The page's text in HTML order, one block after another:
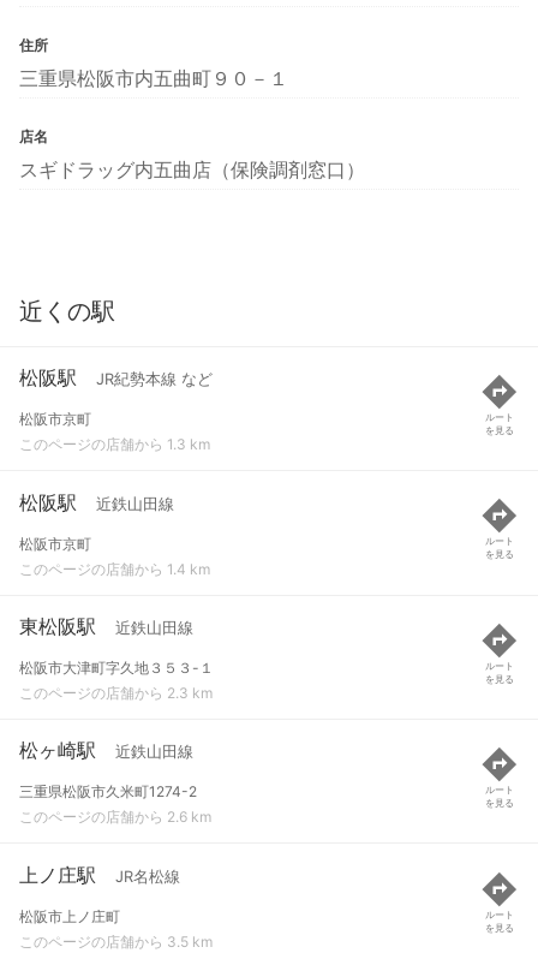
住所
三重県松阪市内五曲町９０－１
店名
スギドラッグ内五曲店（保険調剤窓口）
近くの駅
松阪駅 JR紀勢本線 など
松阪市京町
このページの店舗から 1.3 km
ルート
を見る
松阪駅 近鉄山田線
松阪市京町
このページの店舗から 1.4 km
ルート
を見る
東松阪駅 近鉄山田線
松阪市大津町字久地３５３-１
このページの店舗から 2.3 km
ルート
を見る
松ヶ崎駅 近鉄山田線
三重県松阪市久米町1274-2
このページの店舗から 2.6 km
ルート
を見る
上ノ庄駅 JR名松線
松阪市上ノ庄町
このページの店舗から 3.5 km
ルート
を見る